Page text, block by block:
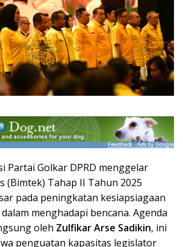
Partai Golkar DPRD menggelar
(Bimtek) Tahap II Tahun 2025
pada peningkatan kesiapsiagaan
menghadapi bencana. Agenda
oleh Zulfikar Arse Sadikin, ini
penguatan kapasitas legislator